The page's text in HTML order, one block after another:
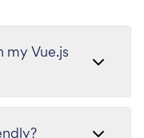
my Vue.js